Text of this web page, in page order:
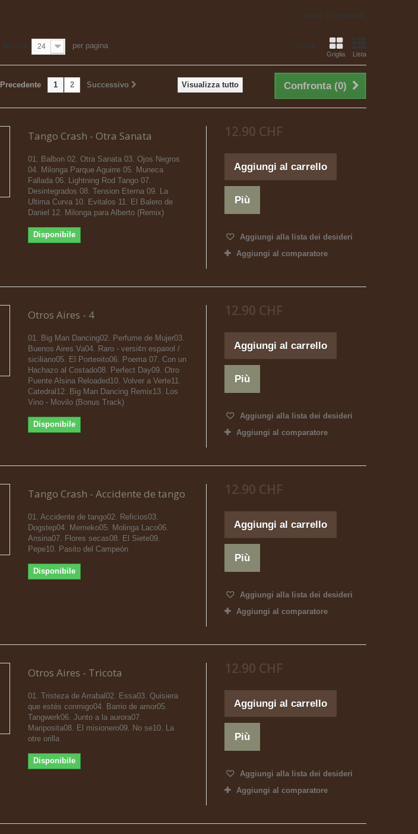
Griglia Lista
24 per pagina
Confronta (0)
Visualizza tutto
Precedente 1 2 Successivo
Tango Crash - Otra Sanata
01. Balbon 02. Otra Sanata 03. Ojos Negros
04. Milonga Parque Aguirre 05. Muneca
Fallada 06. Lightning Rod Tango 07.
Desintegrados 08. Tension Eterna 09. La
Ultima Curva 10. Evitalos 11. El Balero de
Daniel 12. Milonga para Alberto (Remix)
Disponibile
12.90 CHF
Aggiungi al carrello
Più
Aggiungi alla lista dei desideri
Aggiungi al comparatore
Otros Aires - 4
01. Big Man Dancing02. Perfume de Mujer03.
Buenos Aires Va04. Raro - versi¢n espa¤ol /
siciliano05. El Porte¤ito06. Poema 07. Con un
Hachazo al Costado08. Perfect Day09. Otro
Puente Alsina Reloaded10. Volver a Verte11.
Catedral12. Big Man Dancing Remix13. Los
Vino - Movilo (Bonus Track)
Disponibile
12.90 CHF
Aggiungi al carrello
Più
Aggiungi alla lista dei desideri
Aggiungi al comparatore
Tango Crash - Accidente de tango
01. Accidente de tango02. Reficios03.
Dogstep04. Memeko05. Molinga Laco06.
Ansina07. Flores secas08. El Siete09.
Pepe10. Pasito del Campeón
Disponibile
12.90 CHF
Aggiungi al carrello
Più
Aggiungi alla lista dei desideri
Aggiungi al comparatore
Otros Aires - Tricota
01. Tristeza de Arrabal02. Essa03. Quisiera
que estés conmigo04. Barrio de amor05.
Tangwerk06. Junto a la aurora07.
Mariposita08. El misionero09. No se10. La
otre orilla
Disponibile
12.90 CHF
Aggiungi al carrello
Più
Aggiungi alla lista dei desideri
Aggiungi al comparatore